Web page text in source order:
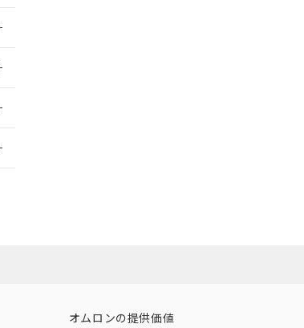
オムロンの提供価値